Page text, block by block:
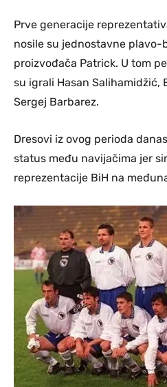
Prve generacije
nosile su jednostavne plavo-
proizvođača Patrick. U tom
su igrali Hasan Salihamidžić,
Sergej Barbarez.
Dresovi iz ovog perioda
status među navijačima jer
reprezentacije BiH na